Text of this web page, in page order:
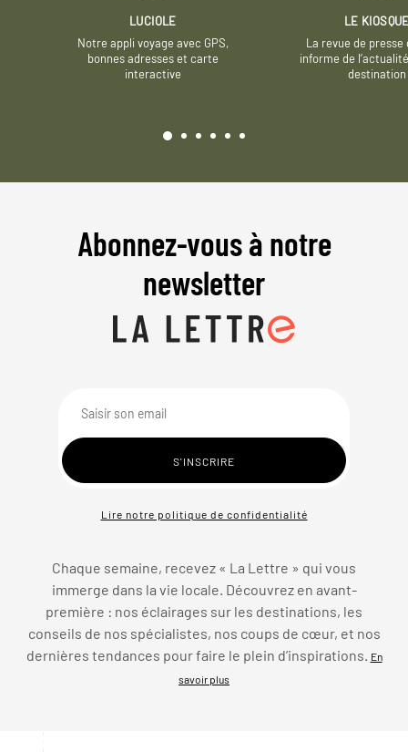
LUCIOLE
Notre appli voyage avec GPS,
bonnes adresses et carte
interactive
LE
La revue de presse
informe de
destination
Abonnez-vous à notre
newsletter
Lire notre politique de confidentialité
Chaque semaine, recevez « La Lettre » qui vous
immerge dans la vie locale. Découvrez en avant-
première : nos éclairages sur les destinations, les
conseils de nos spécialistes, nos coups de cœur, et nos
dernières tendances pour faire le plein d’inspirations.
En
savoir plus